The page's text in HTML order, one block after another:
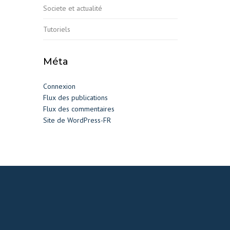
Societe et actualité
Tutoriels
Méta
Connexion
Flux des publications
Flux des commentaires
Site de WordPress-FR